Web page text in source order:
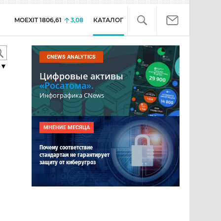
MOEXIT 1806,61 3,08 КАТАЛОГ
CNEWS ANALYTICS
Цифровые активы
«Росатома».
Инфографика CNews
МНЕНИЕ МЕСЯЦА
Почему соответствие
стандартам не гарантирует
защиту от киберугроз